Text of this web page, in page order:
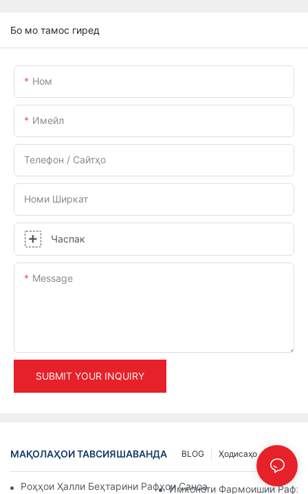
Бо мо тамос гиред
Ном
Имейл
Телефон / Сайтҳо
Номи Ширкат
Часпак
Message
SUBMIT YOUR INQUIRY
МАҚОЛАҲОИ ТАВСИЯШАВАНДА INFO
Ҳодисаҳо
BLOG
Роҳҳои Ҳалли Беҳтарини Рафҳои Саноатӣ Барои
Имконоти Фармоишии